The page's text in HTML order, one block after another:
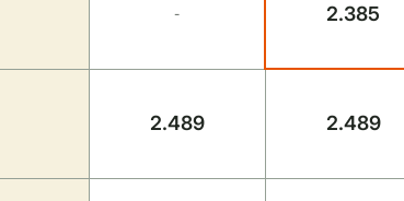
- 2.385
2.489 2.489